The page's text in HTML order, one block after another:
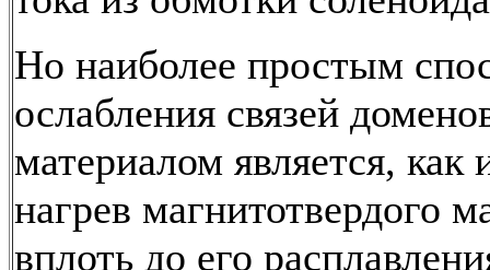
Но наиболее простым
ослабления связей
материалом является, как
нагрев магнитотвердого
вплоть до его